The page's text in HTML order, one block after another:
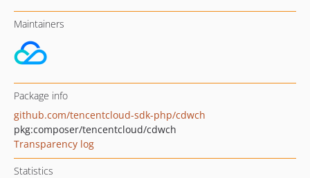
Maintainers
Package info
github.com/tencentcloud-sdk-php/cdwch
pkg:composer/tencentcloud/cdwch
Transparency log
Statistics